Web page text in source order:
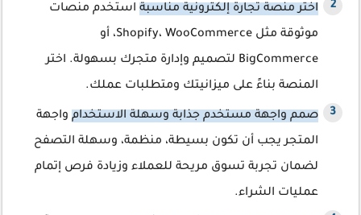
اختر منصة تجارة إلكترونية مناسبة استخدم منصات
موثوقة مثل Shopify، WooCommerce، أو
BigCommerce لتصميم وإدارة متجرك بسهولة. اختر
المنصة بناءً على ميزانيتك ومتطلبات عملك.
صمم واجهة مستخدم جذابة وسهلة الاستخدام واجهة
المتجر يجب أن تكون بسيطة، منظمة، وسهلة التصفح
لضمان تجربة تسوق مريحة للعملاء وزيادة فرص إتمام
عمليات الشراء.